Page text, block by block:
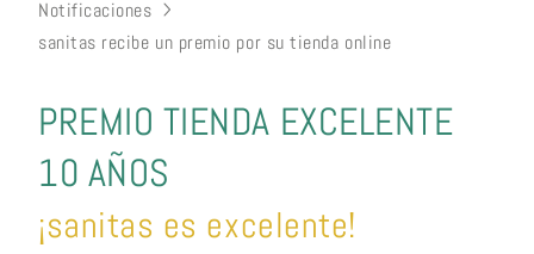
Notificaciones
sanitas recibe un premio por su tienda online
PREMIO TIENDA EXCELENTE
10 AÑOS
¡sanitas es excelente!